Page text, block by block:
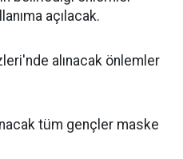
açılacak.
alınacak önlemler
tüm gençler maske